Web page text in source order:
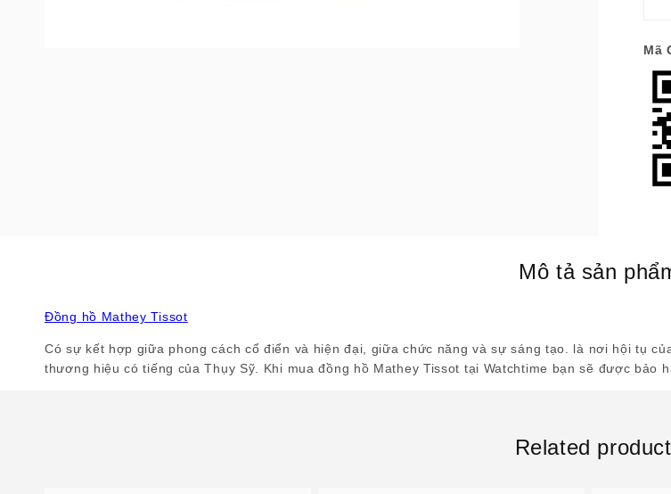
Mã
Mô tả sản
Đồng hồ Mathey Tissot
Có sự kết hợp giữa phong cách cổ điển và hiện đại, giữa chức năng và sự sáng tạo. là nơi hội tụ
thương hiệu có tiếng của Thụy Sỹ. Khi mua đồng hồ Mathey Tissot tại Watchtime bạn sẽ được bảo
Related